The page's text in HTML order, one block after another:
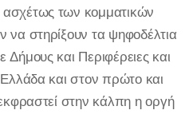
των κομματικών
στηρίξουν τα ψηφοδέλτια
και Περιφέρειες και
και στον πρώτο και
στην κάλπη η οργή